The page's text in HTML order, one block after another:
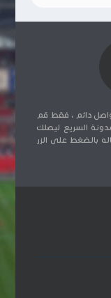
دائم ، فقط قم
السريع ليصلك
بالضغط على الزر